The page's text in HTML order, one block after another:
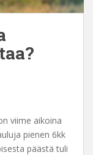
viime aikoina
pienen 6kk
päästä tuli